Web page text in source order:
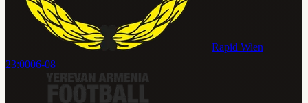
Rapid Wien
23:0006-08